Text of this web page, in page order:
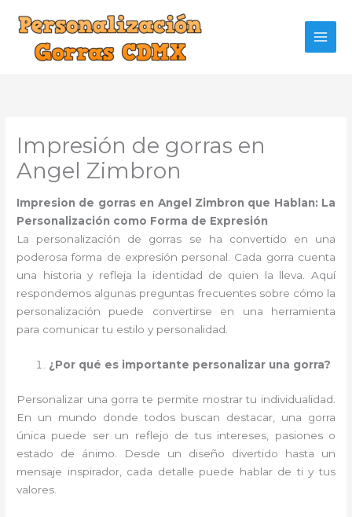
contenido
Impresión de gorras en
Angel Zimbron
Impresion de gorras en Angel Zimbron que Hablan: La
Personalización como Forma de Expresión
La personalización de gorras se ha convertido en una
poderosa forma de expresión personal. Cada gorra cuenta
una historia y refleja la identidad de quien la lleva. Aquí
respondemos algunas preguntas frecuentes sobre cómo la
personalización puede convertirse en una herramienta
para comunicar tu estilo y personalidad.
¿Por qué es importante personalizar una gorra?
Personalizar una gorra te permite mostrar tu individualidad.
En un mundo donde todos buscan destacar, una gorra
única puede ser un reflejo de tus intereses, pasiones o
estado de ánimo. Desde un diseño divertido hasta un
mensaje inspirador, cada detalle puede hablar de ti y tus
valores.